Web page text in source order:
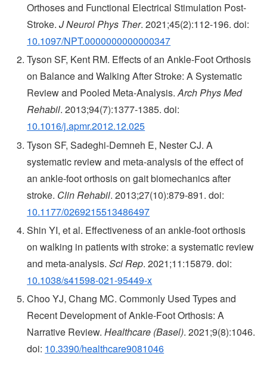
Orthoses and Functional Electrical Stimulation Post-
Stroke.J Neurol Phys Ther. 2021;45(2):112-196. doi:
10.1097/NPT.0000000000000347
Tyson SF, Kent RM. Effects of an Ankle-Foot Orthosis
on Balance and Walking After Stroke: A Systematic
Review and Pooled Meta-Analysis.Arch Phys Med
Rehabil. 2013;94(7):1377-1385. doi:
10.1016/j.apmr.2012.12.025
Tyson SF, Sadeghi-Demneh E, Nester CJ. A
systematic review and meta-analysis of the effect of
an ankle-foot orthosis on gait biomechanics after
stroke. Clin Rehabil. 2013;27(10):879-891. doi:
10.1177/0269215513486497
Shin YI, et al. Effectiveness of an ankle-foot orthosis
on walking in patients with stroke: a systematic review
and meta-analysis.Sci Rep. 2021;11:15879. doi:
10.1038/s41598-021-95449-x
Choo YJ, Chang MC. Commonly Used Types and
Recent Development of Ankle-Foot Orthosis: A
Narrative Review.Healthcare (Basel). 2021;9(8):1046.
doi: 10.3390/healthcare9081046